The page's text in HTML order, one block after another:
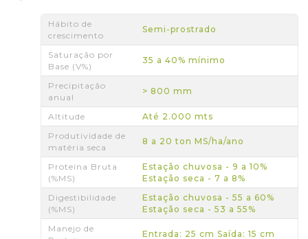
Hábito de
crescimento
Semi-prostrado
Saturação por
Base (V%)
35 a 40% mínimo
Precipitação
anual
> 800 mm
Altitude
Até 2.000 mts
Produtividade de
matéria seca
8 a 20 ton MS/ha/ano
Proteína Bruta
(%MS)
Estação chuvosa - 9 a 10%
Estação seca - 7 a 8%
Digestibilidade
(%MS)
Estação chuvosa - 55 a 60%
Estação seca - 53 a 55%
Manejo de
Entrada: 25 cm Saída: 15 cm